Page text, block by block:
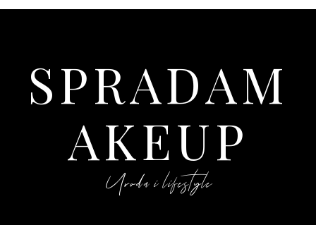
SPRADAM
AKEUP
Uroda i lifestyle